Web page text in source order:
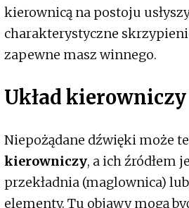
kierownicą na postoju
charakterystyczne
zapewne masz winnego.
Układ kierowniczy
Niepożądane dźwięki może
kierowniczy, a ich źródłem
przekładnia (maglownica)
elementy. Tu objawy mogą